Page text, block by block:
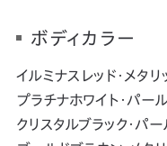
ボディカラー
イルミナスレッド・メタ
プラチナホワイト・パー
クリスタルブラック・パー